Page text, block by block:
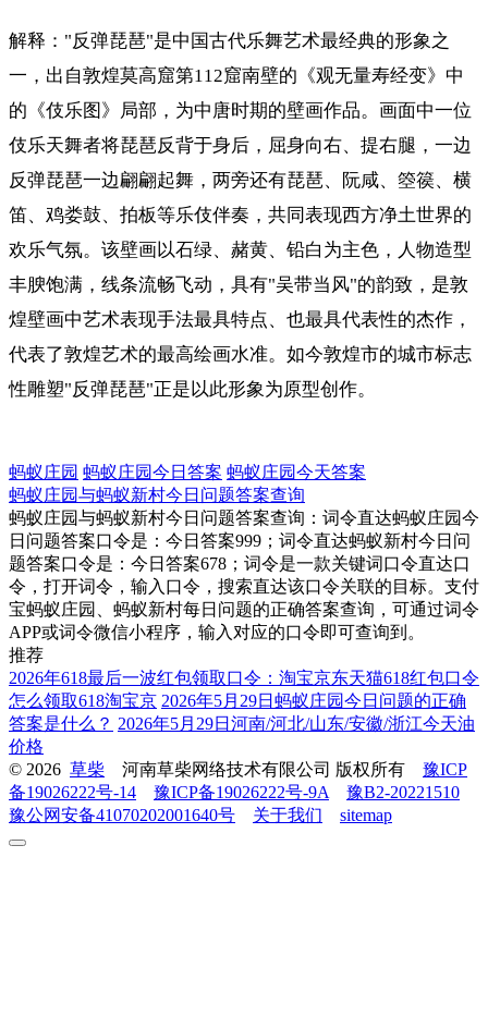
解释："反弹琵琶"是中国古代乐舞艺术最经典的形象之
一，出自敦煌莫高窟第112窟南壁的《观无量寿经变》中
的《伎乐图》局部，为中唐时期的壁画作品。画面中一位
伎乐天舞者将琵琶反背于身后，屈身向右、提右腿，一边
反弹琵琶一边翩翩起舞，两旁还有琵琶、阮咸、箜篌、横
笛、鸡娄鼓、拍板等乐伎伴奏，共同表现西方净土世界的
欢乐气氛。该壁画以石绿、赭黄、铅白为主色，人物造型
丰腴饱满，线条流畅飞动，具有"吴带当风"的韵致，是敦
煌壁画中艺术表现手法最具特点、也最具代表性的杰作，
代表了敦煌艺术的最高绘画水准。如今敦煌市的城市标志
性雕塑"反弹琵琶"正是以此形象为原型创作。
蚂蚁庄园 蚂蚁庄园今日答案 蚂蚁庄园今天答案
蚂蚁庄园与蚂蚁新村今日问题答案查询
蚂蚁庄园与蚂蚁新村今日问题答案查询：词令直达蚂蚁庄园今
日问题答案口令是：今日答案999；词令直达蚂蚁新村今日问
题答案口令是：今日答案678；词令是一款关键词口令直达口
令，打开词令，输入口令，搜索直达该口令关联的目标。支付
宝蚂蚁庄园、蚂蚁新村每日问题的正确答案查询，可通过词令
APP或词令微信小程序，输入对应的口令即可查询到。
推荐
2026年618最后一波红包领取口令：淘宝京东天猫618红包口令
怎么领取618淘宝京 2026年5月29日蚂蚁庄园今日问题的正确
答案是什么？ 2026年5月29日河南/河北/山东/安徽/浙江今天油
价格
© 2026 草柴 河南草柴网络技术有限公司 版权所有 豫ICP
备19026222号-14
豫ICP备19026222号-9A
豫B2-20221510
豫公网安备41070202001640号
关于我们 sitemap